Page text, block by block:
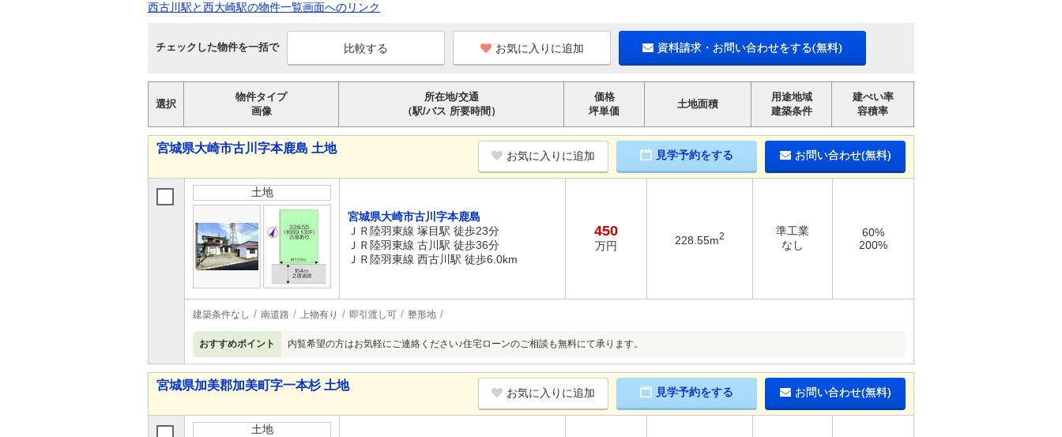
西古川駅と西大崎駅の物件一覧画面へのリンク
チェックした物件を一括で お気に入りに追加 資料請求・お問い合わせをする(無料)
選択
物件タイプ
画像
所在地/交通
（駅/バス 所要時間）
価格
坪単価
土地面積
用途地域
建築条件
建ぺい率
容積率
宮城県大崎市古川字本鹿島 土地
お気に入りに追加 見学予約をする お問い合わせ(無料)
土地
宮城県大崎市古川字本鹿島
ＪＲ陸羽東線 塚目駅 徒歩23分
ＪＲ陸羽東線 古川駅 徒歩36分
ＪＲ陸羽東線 西古川駅 徒歩6.0km
450
万円 228.55m2
準工業
なし
60%
200%
建築条件なし 南道路 上物有り 即引渡し可 整形地
おすすめポイント 内覧希望の方はお気軽にご連絡ください♪住宅ローンのご相談も無料にて承ります。
宮城県加美郡加美町字一本杉 土地
お気に入りに追加 見学予約をする お問い合わせ(無料)
土地